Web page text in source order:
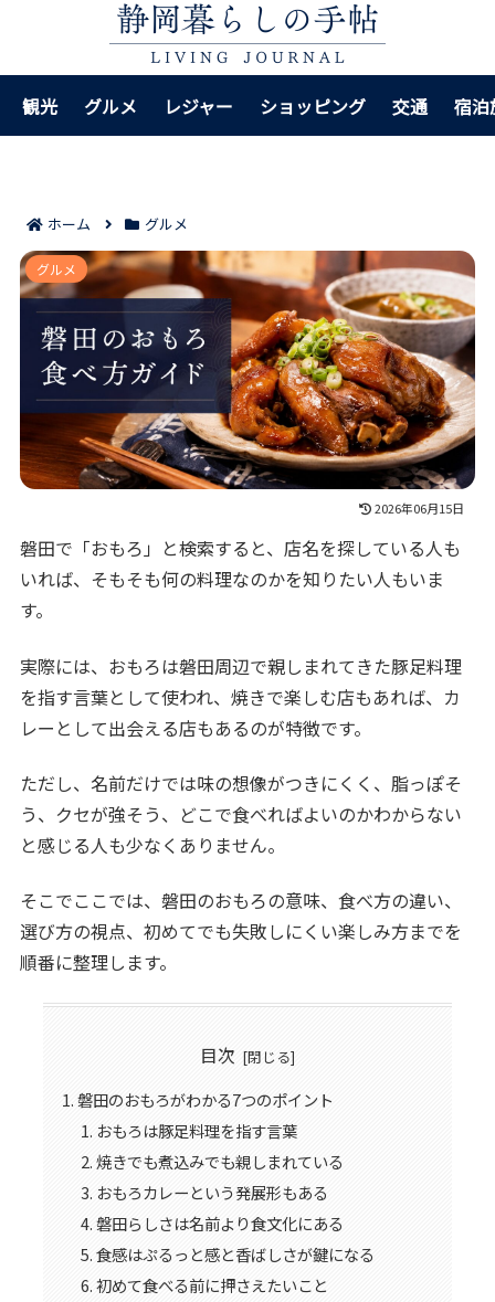
観光 グルメ レジャー ショッピング 交通 宿泊
ホーム グルメ
磐田のおもろがわかる7つのポイント｜初めてでも店選
びと食べ方のコツがつかめる！
グルメ
2026年06月15日
磐田で「おもろ」と検索すると、店名を探している人も
いれば、そもそも何の料理なのかを知りたい人もいま
す。
実際には、おもろは磐田周辺で親しまれてきた豚足料理
を指す言葉として使われ、焼きで楽しむ店もあれば、カ
レーとして出会える店もあるのが特徴です。
ただし、名前だけでは味の想像がつきにくく、脂っぽそ
う、クセが強そう、どこで食べればよいのかわからない
と感じる人も少なくありません。
そこでここでは、磐田のおもろの意味、食べ方の違い、
選び方の視点、初めてでも失敗しにくい楽しみ方までを
順番に整理します。
目次
磐田のおもろがわかる7つのポイント
おもろは豚足料理を指す言葉
焼きでも煮込みでも親しまれている
おもろカレーという発展形もある
磐田らしさは名前より食文化にある
食感はぷるっと感と香ばしさが鍵になる
初めて食べる前に押さえたいこと